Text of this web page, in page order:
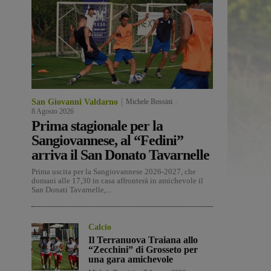
San Giovanni Valdarno Michele Bossini
8 Agosto 2026
Prima stagionale per la
Sangiovannese, al “Fedini”
arriva il San Donato Tavarnelle
Prima uscita per la Sangiovannese 2026-2027, che
domani alle 17,30 in casa affronterà in amichevole il
San Donati Tavarnelle,...
Calcio
Il Terranuova Traiana allo
“Zecchini” di Grosseto per
una gara amichevole